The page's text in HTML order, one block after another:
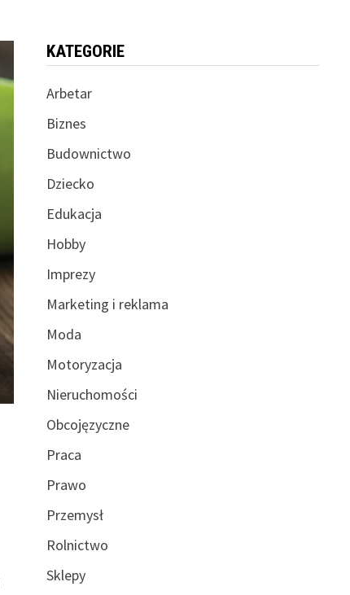
KATEGORIE
Arbetar
Biznes
Budownictwo
Dziecko
Edukacja
Hobby
Imprezy
Marketing i reklama
Moda
Motoryzacja
Nieruchomości
Obcojęzyczne
Praca
Prawo
Przemysł
Rolnictwo
Sklepy